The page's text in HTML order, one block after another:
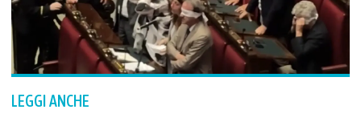
LEGGI ANCHE